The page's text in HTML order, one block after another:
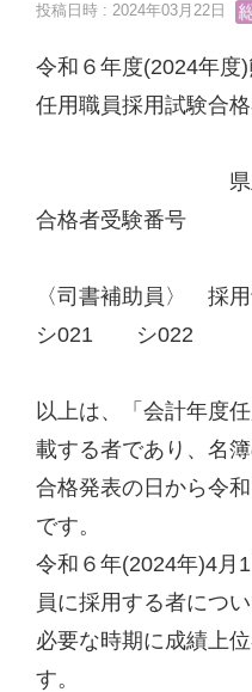
投稿日時 : 2024年03月22日
令和６年度(2024年度
任用職員採用試験合
県立図
合格者受験番号
〈司書補助員〉 採
シ021 シ022
以上は、「会計年度
載する者であり、名簿
合格発表の日から令
です。
令和６年(2024年)4月
員に採用する者につい
必要な時期に成績上
す。